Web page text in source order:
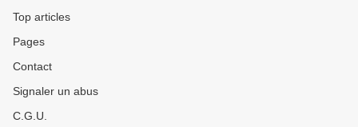
Top articles
Pages
Contact
Signaler un abus
C.G.U.